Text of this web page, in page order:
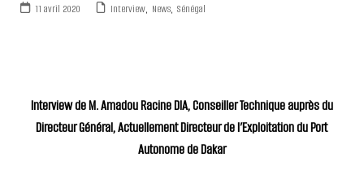
11 avril 2020 Interview, News, Sénégal
Interview de M. Amadou Racine DIA, Conseiller Technique auprès du
Directeur Général, Actuellement Directeur de l’Exploitation du Port
Autonome de Dakar